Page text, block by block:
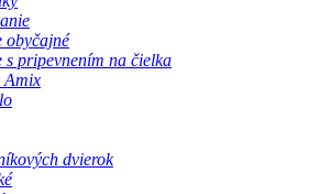
obyčajné
s pripevnením na čielka
Amix
dvierok